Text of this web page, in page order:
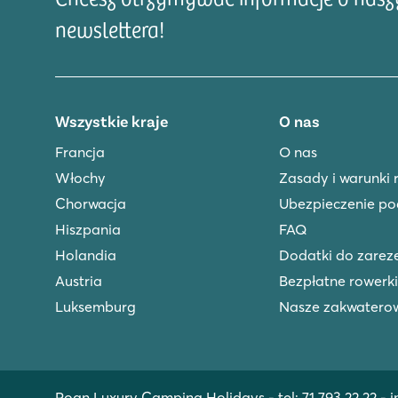
newslettera!
Wszystkie kraje
Francja
Włochy
Chorwacja
Hiszpania
Holandia
Austria
Luksemburg
O nas
O nas
Zasady i warunki
Ubezpieczenie
FAQ
Dodatki do
Bezpłatne
Nasze